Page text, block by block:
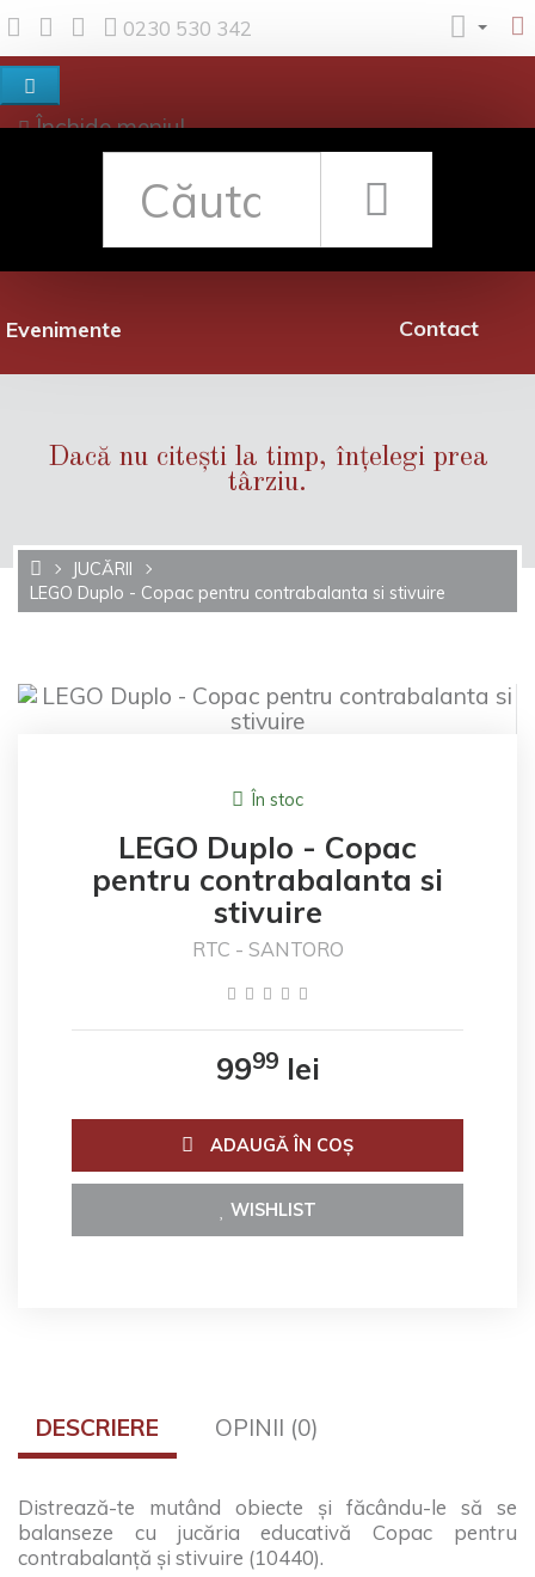
0230 530 342
Închide meniul
Evenimente
Rețea librării
Contact
Dacă nu citești la timp, înțelegi prea
târziu.
JUCĂRII
LEGO Duplo - Copac pentru contrabalanta si stivuire
În stoc
LEGO Duplo - Copac
pentru contrabalanta si
stivuire
RTC - SANTORO
9999lei
ADAUGĂ ÎN COŞ
WISHLIST
DESCRIERE OPINII (0)
Distrează-te mutând obiecte şi făcându-le să se
balanseze cu jucăria educativă Copac pentru
contrabalanţă şi stivuire (10440).